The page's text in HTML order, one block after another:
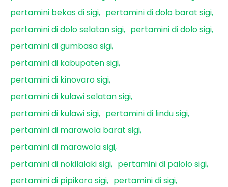
pertamini bekas di sigi
pertamini di dolo barat sigi
pertamini di dolo selatan sigi
pertamini di dolo sigi
pertamini di gumbasa sigi
pertamini di kabupaten sigi
pertamini di kinovaro sigi
pertamini di kulawi selatan sigi
pertamini di kulawi sigi
pertamini di lindu sigi
pertamini di marawola barat sigi
pertamini di marawola sigi
pertamini di nokilalaki sigi
pertamini di palolo sigi
pertamini di pipikoro sigi
pertamini di sigi